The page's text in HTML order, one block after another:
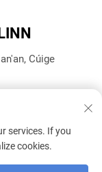
Cúige
Technology
services. If you
cookies.